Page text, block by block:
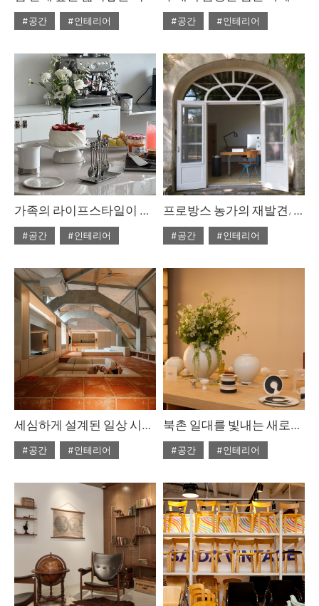
#공간
#인테리어
#2025년8월호
#공간
#인테리어
#2025년8월호
가족의 라이프스타일이 녹아든 취향 공간
#공간
#인테리어
#2025년8월호
프로방스 농가의 재발견, 모니크 & 레지스
#공간
#인테리어
세심하게 설계된 일상 시퀀스
#공간
#인테리어
#2025년8월호
북촌 일대를 빛내는 새로운 공간
#공간
#인테리어
#2025년7월호